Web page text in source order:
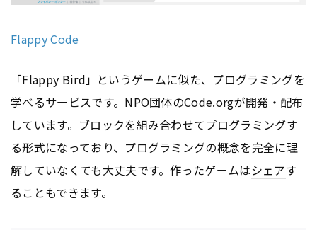
Flappy Code
「Flappy Bird」というゲームに似た、プログラミングを
学べるサービスです。NPO団体のCode.orgが開発・配布
しています。ブロックを組み合わせてプログラミングす
る形式になっており、プログラミングの概念を完全に理
解していなくても大丈夫です。作ったゲームはシェアす
ることもできます。